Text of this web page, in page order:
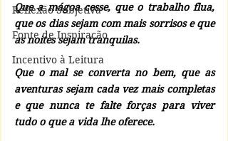
Reflexão Subjetiva
Fonte de Inspiração
Incentivo à Leitura
Que a mágoa cesse, que o trabalho flua,
que os dias sejam com mais sorrisos e que
as noites sejam tranquilas.
Que o mal se converta no bem, que as
aventuras sejam cada vez mais completas
e que nunca te falte forças para viver
tudo o que a vida lhe oferece.